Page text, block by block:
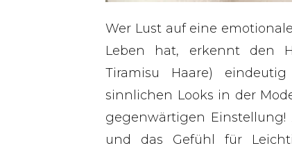
Wer Lust auf eine
Leben hat, erkennt den
Tiramisu Haare)
sinnlichen Looks in der
gegenwärtigen Einstellung!
und das Gefühl für